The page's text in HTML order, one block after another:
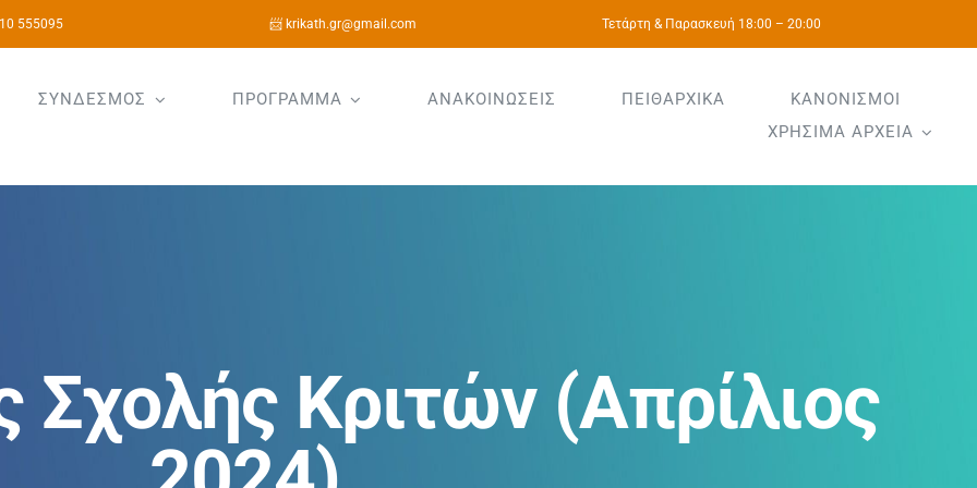
555095 📨 krikath.gr@gmail.com Τετάρτη & Παρασκευή 18:00 – 20:00
ΣΥΝΔΕΣΜΟΣ ΠΡΟΓΡΑΜΜΑ ΑΝΑΚΟΙΝΩΣΕΙΣ ΠΕΙΘΑΡΧΙΚΑ
ΚΑΝΟΝΙΣΜΟΙ
ΧΡΗΣΙΜΑ ΑΡΧΕΙΑ
Σχολής Κριτών (Απρίλιος